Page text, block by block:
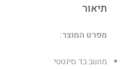
תיאור
מפרט המוצר:
מושב בד סינטטי